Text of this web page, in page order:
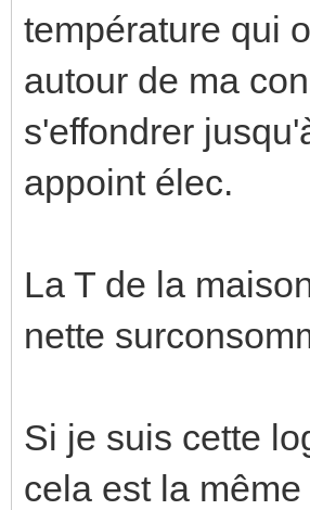
température qui
autour de ma
s'effondrer
appoint élec.
La T de la
nette
Si je suis cette
cela est la